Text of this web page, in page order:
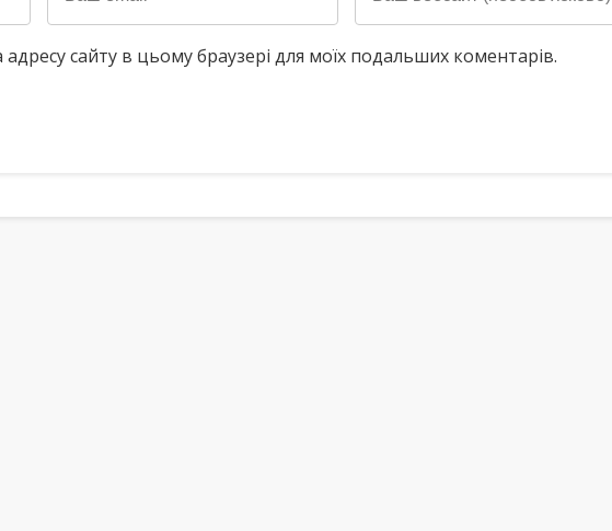
сайту в цьому браузері для моїх подальших коментарів.